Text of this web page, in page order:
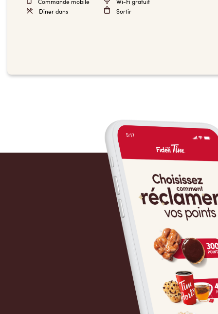
Dîner dans
Sortir